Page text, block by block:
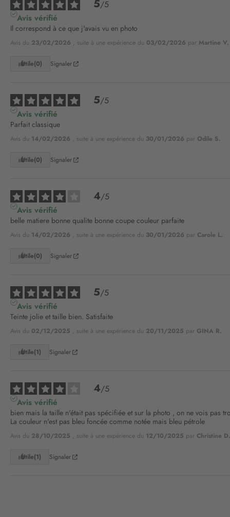
5/5
Avis vérifié
Il correspond à ce que j'avais vu en photo
Avis du 23/02/2026 , suite à une expérience du 03/02/2026 par Martine V.
Utile(0) Signaler
5/5
Avis vérifié
Parfait classique
Avis du 14/02/2026 , suite à une expérience du 30/01/2026 par Odile S.
Utile(0) Signaler
4/5
Avis vérifié
belle matiere bonne qualite bonne coupe couleur parfaite
Avis du 14/02/2026 , suite à une expérience du 30/01/2026 par Carole L.
Utile(0) Signaler
5/5
Avis vérifié
Teinte jolie et taille bien. Satisfaite
Avis du 02/12/2025 , suite à une expérience du 20/11/2025 par GINA R.
Utile(1) Signaler
4/5
Avis vérifié
bien mais la taille n'était pas spécifiée et sur la photo , on ne vois pas
La couleur n'est pas bleu foncée comme notée mais bleu pétrole
Avis du 28/10/2025 , suite à une expérience du 12/10/2025 par Christine D.
Utile(1) Signaler